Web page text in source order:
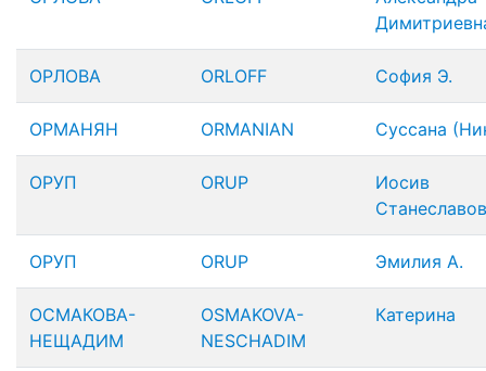
ОРЛОВА ORLOFF София Э.
ОРМАНЯН ORMANIAN Суссана
ОРУП ORUP
Иосив
ОРУП ORUP Эмилия А.
ОСМАКОВА-
НЕЩАДИМ
OSMAKOVA-
NESCHADIM
Катерина